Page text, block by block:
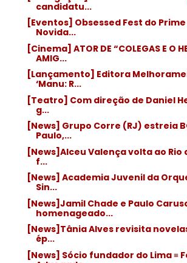
candidatu...
[Eventos] Obsessed Fest do
Novida...
[Cinema] ATOR DE “COLEGAS E O
AMIG...
[Lançamento] Editora
‘Manu: R...
[Teatro] Com direção de Daniel
g...
[News] Grupo Corre (RJ) estreia
Paulo,...
[News]Alceu Valença volta ao
f...
[News] Academia Juvenil da
Sin...
[News]Jamil Chade e Paulo
homenageado...
[News]Tânia Alves revisita
ép...
[News] Sócio fundador do Lima ≡